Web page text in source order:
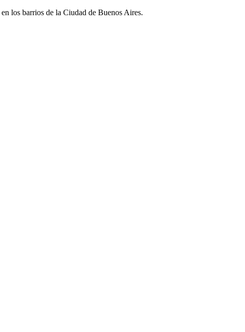
en los barrios de la Ciudad de Buenos Aires.